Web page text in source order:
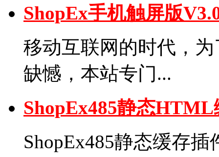
ShopEx手机触屏版
移动互联网的时代，
缺憾，本站专门...
ShopEx485静态
ShopEx485静态缓存